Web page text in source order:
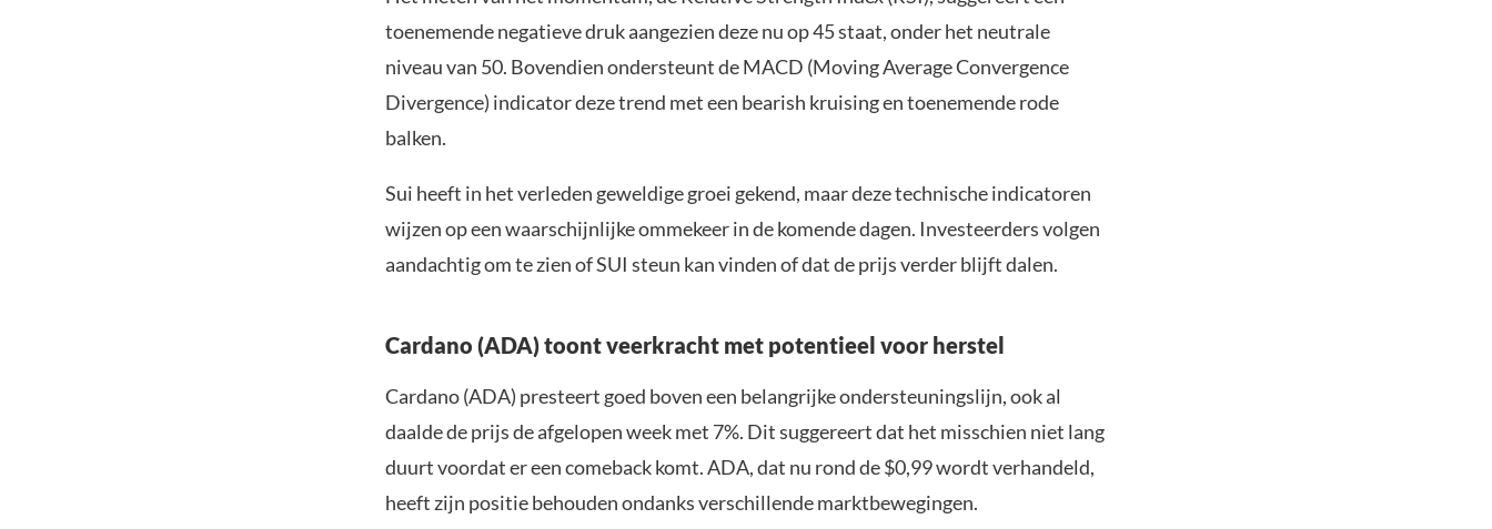
toenemende negatieve druk aangezien deze nu op 45 staat, onder het neutrale
niveau van 50. Bovendien ondersteunt de MACD (Moving Average Convergence
Divergence) indicator deze trend met een bearish kruising en toenemende rode
balken.
Sui heeft in het verleden geweldige groei gekend, maar deze technische indicatoren
wijzen op een waarschijnlijke ommekeer in de komende dagen. Investeerders volgen
aandachtig om te zien of SUI steun kan vinden of dat de prijs verder blijft dalen.
Cardano (ADA) toont veerkracht met potentieel voor herstel
Cardano (ADA) presteert goed boven een belangrijke ondersteuningslijn, ook al
daalde de prijs de afgelopen week met 7%. Dit suggereert dat het misschien niet lang
duurt voordat er een comeback komt. ADA, dat nu rond de $0,99 wordt verhandeld,
heeft zijn positie behouden ondanks verschillende marktbewegingen.